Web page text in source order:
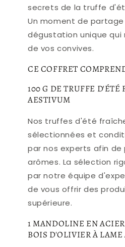
secrets de la truffe
Un moment de
dégustation unique qui
de vos convives.
CE COFFRET
100 G DE TRUFFE D'ÉTÉ
AESTIVUM
Nos truffes d'été
sélectionnées et
par nos experts afin de
arômes. La sélection
par notre équipe
de vous offrir des
supérieure.
1 MANDOLINE EN
BOIS D'OLIVIER À LAME